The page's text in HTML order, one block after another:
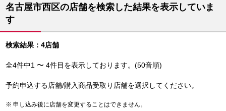
名古屋市西区の店舗を検索した結果を表示していま
す
検索結果：4店舗
全4件中1 〜 4件目を表示しております。(50音順)
予約申込する店舗/購入商品受取り店舗を選択してください。
申し込み後に店舗を変更することはできません。